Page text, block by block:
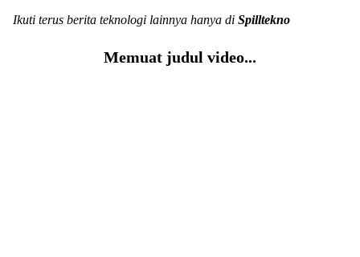
Ikuti terus berita teknologi lainnya hanya di Spilltekno
Memuat judul video...